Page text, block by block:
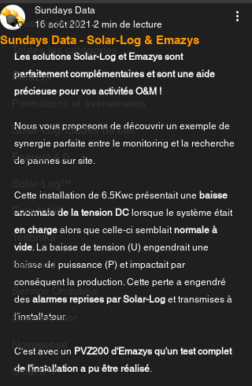
Tous les posts
Toutes les catégories
Emazys
Solar-Log-Etudes de cas
Enerest 4.0
Solarfox®
Teltonika
Seaward
Service Onduleur
Sevensensor
SmartPV
Sundays Data - Solar-Log & Emazys
Sundays Data
16 août 2021 2 min de lecture
Les solutions Solar-Log et Emazys sont
parfaitement complémentaires et sont une aide
précieuse pour vos activités O&M !
Nous vous proposons de découvrir un exemple de
synergie parfaite entre le monitoring et la recherche
de pannes sur site.
Cette installation de 6.5Kwc présentait une baisse
anormale de la tension DC lorsque le système était
en charge alors que celle-ci semblait normale à
vide. La baisse de tension (U) engendrait une
baisse de puissance (P) et impactait par
conséquent la production. Cette perte a engendré
des alarmes reprises par Solar-Log et transmises à
l'installateur.
C'est avec un PVZ200 d'Emazys qu'un test complet
de l'installation a pu être réalisé.